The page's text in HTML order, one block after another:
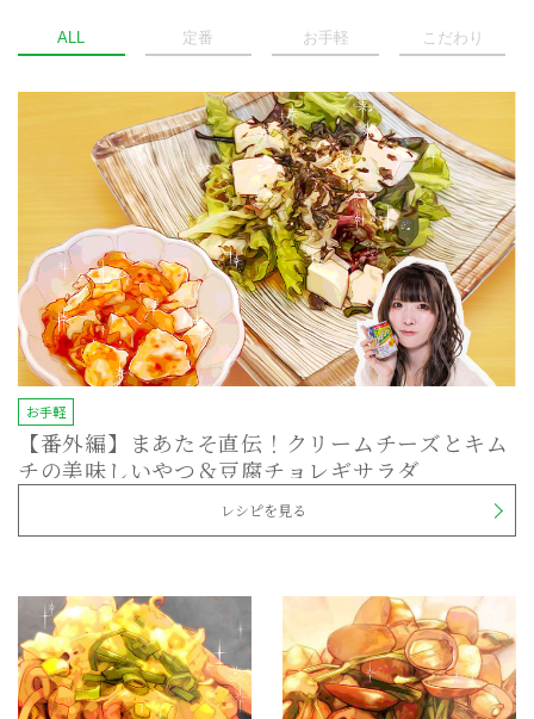
ALL 定番 お手軽 こだわり
お手軽
【番外編】まあたそ直伝！クリームチーズとキム
チの美味しいやつ＆豆腐チョレギサラダ
レシピを見る